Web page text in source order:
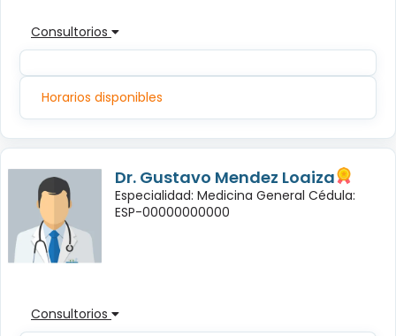
Consultorios
Horarios disponibles
Dr. Gustavo Mendez Loaiza
Especialidad: Medicina General Cédula:
ESP-00000000000
Consultorios